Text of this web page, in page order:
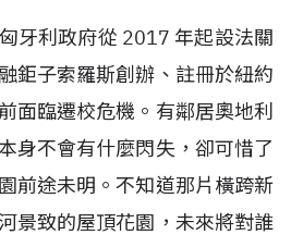
牙利政府從 2017 年起設法關
鉅子索羅斯創辦、註冊於紐約
面臨遷校危機。有鄰居奧地利
身不會有什麼閃失，卻可惜了
前途未明。不知道那片橫跨新
景致的屋頂花園，未來將對誰